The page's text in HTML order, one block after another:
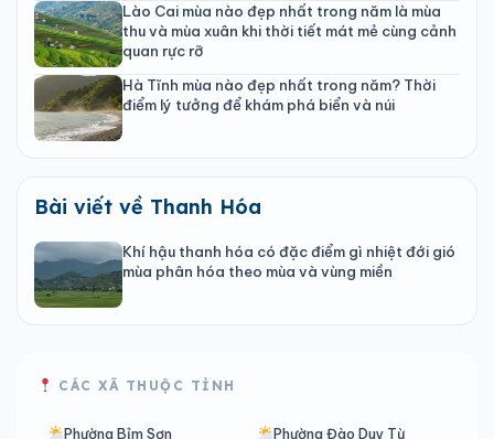
Lào Cai mùa nào đẹp nhất trong năm là mùa
thu và mùa xuân khi thời tiết mát mẻ cùng cảnh
quan rực rỡ
Hà Tĩnh mùa nào đẹp nhất trong năm? Thời
điểm lý tưởng để khám phá biển và núi
Bài viết về Thanh Hóa
Khí hậu thanh hóa có đặc điểm gì nhiệt đới gió
mùa phân hóa theo mùa và vùng miền
CÁC XÃ THUỘC TỈNH
Phường Bỉm Sơn Phường Đào Duy Từ